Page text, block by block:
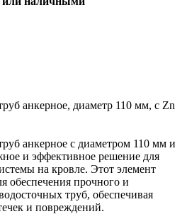
анкерное, диаметр 110 мм, с Zn
анкерное с диаметром 110 мм и
и эффективное решение для
на кровле. Этот элемент
обеспечения прочного и
труб, обеспечивая
и повреждений.